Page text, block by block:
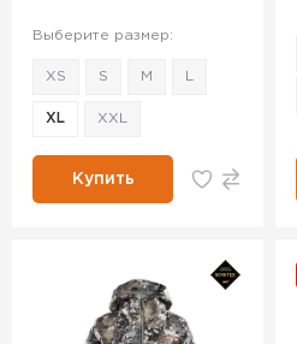
Выберите размер:
XS S M
XL XXL
Купить